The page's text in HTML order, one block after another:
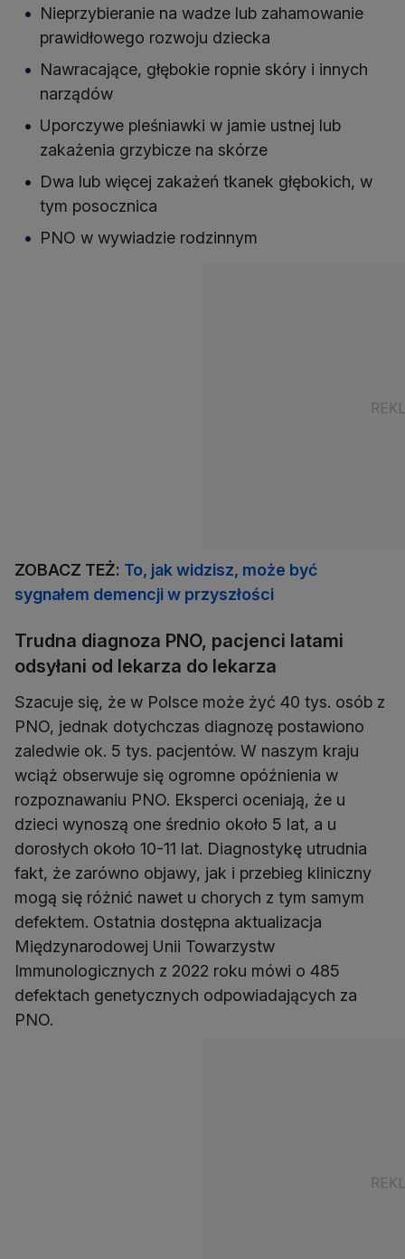
Nieprzybieranie na wadze lub zahamowanie
prawidłowego rozwoju dziecka
Nawracające, głębokie ropnie skóry i innych
narządów
Uporczywe pleśniawki w jamie ustnej lub
zakażenia grzybicze na skórze
Dwa lub więcej zakażeń tkanek głębokich, w
tym posocznica
PNO w wywiadzie rodzinnym
ZOBACZ TEŻ: To, jak widzisz, może być
sygnałem demencji w przyszłości
Trudna diagnoza PNO, pacjenci latami
odsyłani od lekarza do lekarza
Szacuje się, że w Polsce może żyć 40 tys. osób z
PNO, jednak dotychczas diagnozę postawiono
zaledwie ok. 5 tys. pacjentów. W naszym kraju
wciąż obserwuje się ogromne opóźnienia w
rozpoznawaniu PNO. Eksperci oceniają, że u
dzieci wynoszą one średnio około 5 lat, a u
dorosłych około 10-11 lat. Diagnostykę utrudnia
fakt, że zarówno objawy, jak i przebieg kliniczny
mogą się różnić nawet u chorych z tym samym
defektem. Ostatnia dostępna aktualizacja
Międzynarodowej Unii Towarzystw
Immunologicznych z 2022 roku mówi o 485
defektach genetycznych odpowiadających za
PNO.